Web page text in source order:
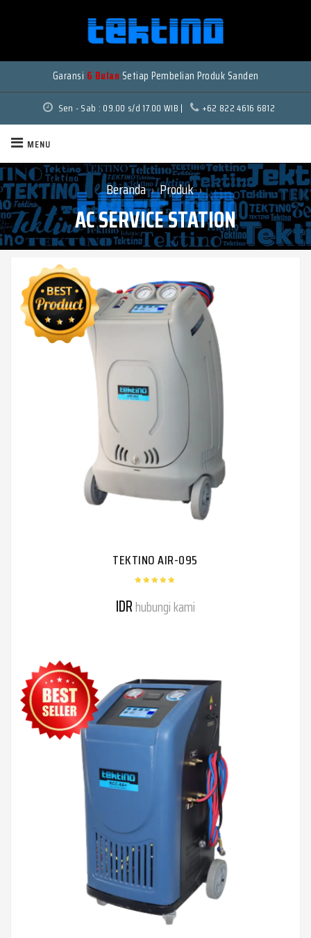
Garansi 6 Bulan Setiap Pembelian Produk Sanden
Sen - Sab : 09.00 s/d 17.00 WIB | +62 822 4616 6812
MENU
Beranda › Produk ›
AC SERVICE STATION
TEKTINO AIR-095
IDRhubungi kami